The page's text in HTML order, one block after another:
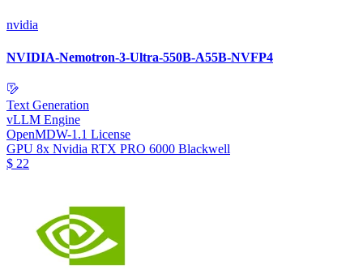
nvidia
NVIDIA-Nemotron-3-Ultra-550B-A55B-NVFP4
Text Generation
vLLM Engine
OpenMDW-1.1 License
GPU 8x Nvidia RTX PRO 6000 Blackwell
$ 22